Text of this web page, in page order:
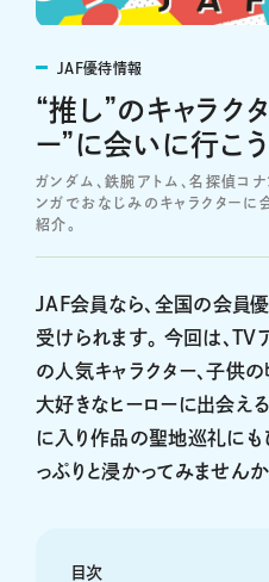
JAF優待情報
“推し”のキャラク
ー”に会いに行こ
ガンダム、鉄腕アトム、名探偵コ
ンガでおなじみのキャラクターに
紹介。
JAF会員なら、全国の会員
受けられます。 今回は、
の人気キャラクター、子供
大好きなヒーローに出会え
に入り作品の聖地巡礼にも
っぷりと浸かってみませんか
目次